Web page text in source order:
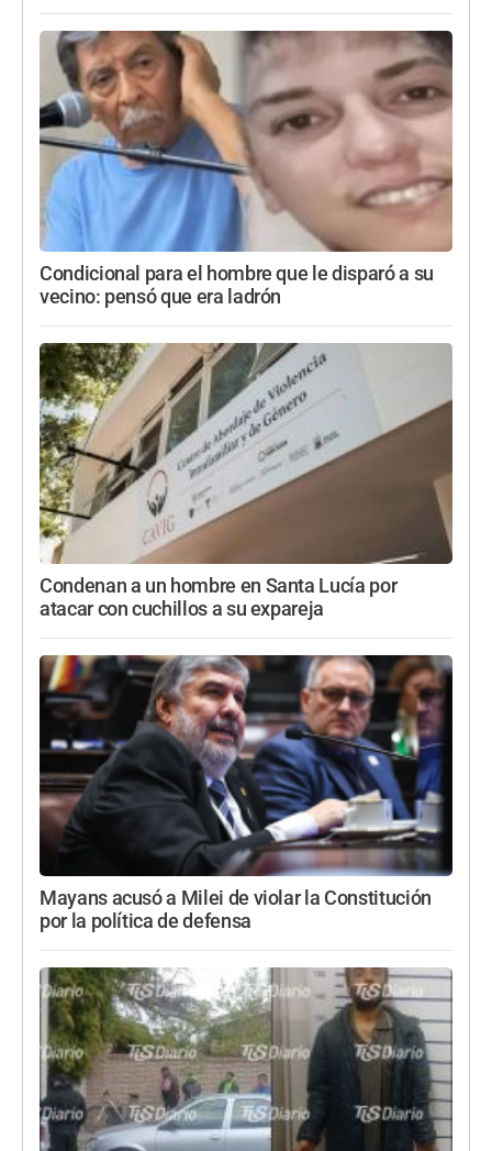
Condicional para el hombre que le disparó a su
vecino: pensó que era ladrón
Condenan a un hombre en Santa Lucía por
atacar con cuchillos a su expareja
Mayans acusó a Milei de violar la Constitución
por la política de defensa